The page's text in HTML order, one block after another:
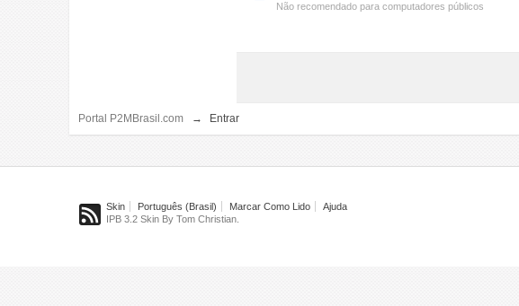
Não recomendado para computadores públicos
Portal P2MBrasil.com → Entrar
Skin Português (Brasil) Marcar Como Lido
Ajuda
IPB 3.2 Skin By Tom Christian.